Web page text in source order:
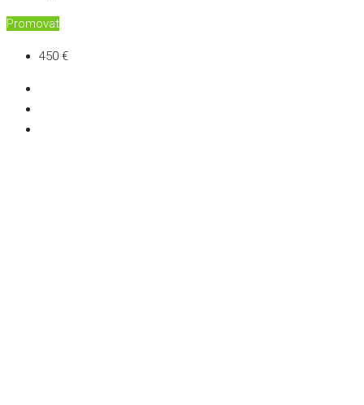
Promovat
450 €